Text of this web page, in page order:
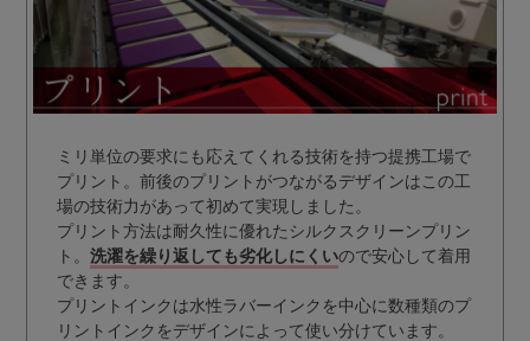
ミリ単位の要求にも応えてくれる技術を持つ提携工場で
プリント。前後のプリントがつながるデザインはこの工
場の技術力があって初めて実現しました。
プリント方法は耐久性に優れたシルクスクリーンプリン
ト。 洗濯を繰り返しても劣化しにくいので安心して着用
できます。
プリントインクは水性ラバーインクを中心に数種類のプ
リントインクをデザインによって使い分けています。